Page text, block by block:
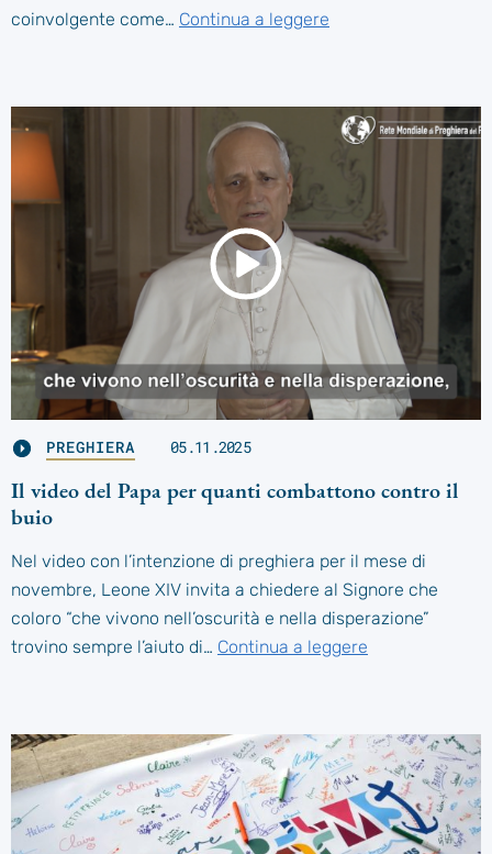
coinvolgente come… Continua a leggere
PREGHIERA 05.11.2025
Il video del Papa per quanti combattono contro il
buio
Nel video con l’intenzione di preghiera per il mese di
novembre, Leone XIV invita a chiedere al Signore che
coloro “che vivono nell’oscurità e nella disperazione”
trovino sempre l’aiuto di… Continua a leggere